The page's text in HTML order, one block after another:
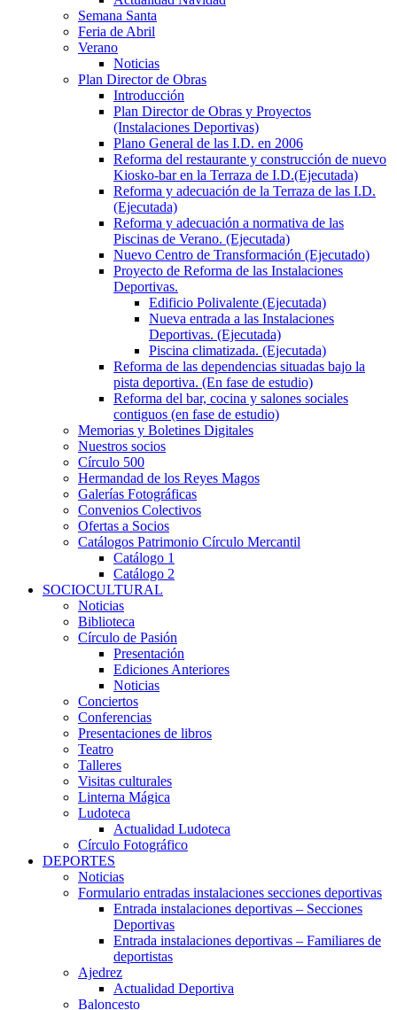
Semana Santa
Feria de Abril
Verano
Noticias
Plan Director de Obras
Introducción
Plan Director de Obras y Proyectos
(Instalaciones Deportivas)
Plano General de las I.D. en 2006
Reforma del restaurante y construcción de nuevo
Kiosko-bar en la Terraza de I.D.(Ejecutada)
Reforma y adecuación de la Terraza de las I.D.
(Ejecutada)
Reforma y adecuación a normativa de las
Piscinas de Verano. (Ejecutada)
Nuevo Centro de Transformación (Ejecutado)
Proyecto de Reforma de las Instalaciones
Deportivas.
Edificio Polivalente (Ejecutada)
Nueva entrada a las Instalaciones
Deportivas. (Ejecutada)
Piscina climatizada. (Ejecutada)
Reforma de las dependencias situadas bajo la
pista deportiva. (En fase de estudio)
Reforma del bar, cocina y salones sociales
contiguos (en fase de estudio)
Memorias y Boletines Digitales
Nuestros socios
Círculo 500
Hermandad de los Reyes Magos
Galerías Fotográficas
Convenios Colectivos
Ofertas a Socios
Catálogos Patrimonio Círculo Mercantil
Catálogo 1
Catálogo 2
SOCIOCULTURAL
Noticias
Biblioteca
Círculo de Pasión
Presentación
Ediciones Anteriores
Noticias
Conciertos
Conferencias
Presentaciones de libros
Teatro
Talleres
Visitas culturales
Linterna Mágica
Ludoteca
Actualidad Ludoteca
Círculo Fotográfico
DEPORTES
Noticias
Formulario entradas instalaciones secciones deportivas
Entrada instalaciones deportivas – Secciones
Deportivas
Entrada instalaciones deportivas – Familiares de
deportistas
Ajedrez
Actualidad Deportiva
Baloncesto